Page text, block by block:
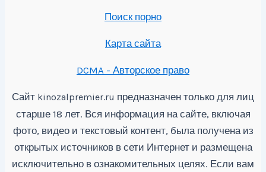
Поиск порно
Карта сайта
DCMA - Авторское право
Сайт kinozalpremier.ru предназначен только для лиц
старше 18 лет. Вся информация на сайте, включая
фото, видео и текстовый контент, была получена из
открытых источников в сети Интернет и размещена
исключительно в ознакомительных целях. Если вам